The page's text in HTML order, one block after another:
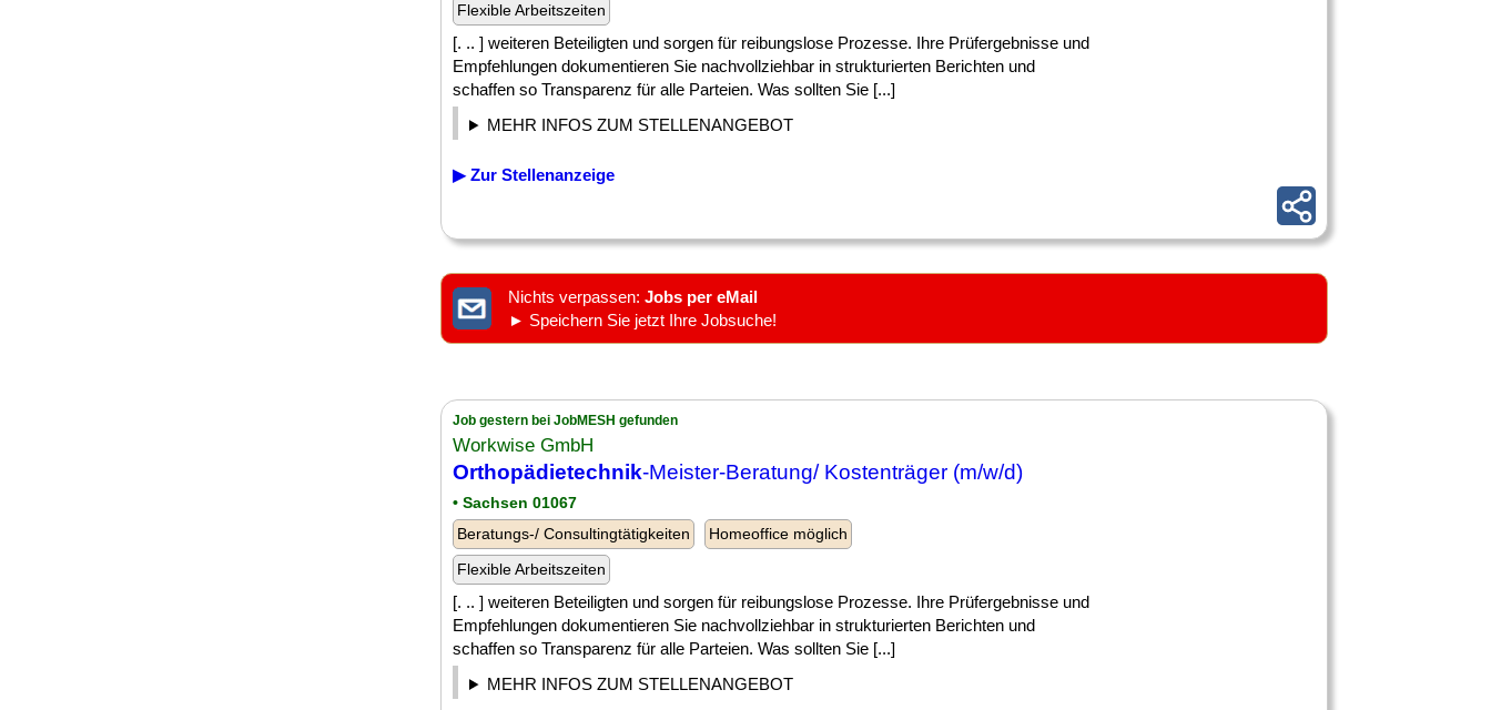
Flexible Arbeitszeiten
[. .. ] weiteren Beteiligten und sorgen für reibungslose Prozesse. Ihre Prüfergebnisse und
Empfehlungen dokumentieren Sie nachvollziehbar in strukturierten Berichten und
schaffen so Transparenz für alle Parteien. Was sollten Sie [...]
MEHR INFOS ZUM STELLENANGEBOT
▶ Zur Stellenanzeige
Nichts verpassen: Jobs per eMail
► Speichern Sie jetzt Ihre Jobsuche!
Job gestern bei JobMESH gefunden
Workwise GmbH
Orthopädietechnik-Meister-Beratung/ Kostenträger (m/w/d)
• Sachsen 01067
Beratungs-/ Consultingtätigkeiten
Homeoffice möglich
Flexible Arbeitszeiten
[. .. ] weiteren Beteiligten und sorgen für reibungslose Prozesse. Ihre Prüfergebnisse und
Empfehlungen dokumentieren Sie nachvollziehbar in strukturierten Berichten und
schaffen so Transparenz für alle Parteien. Was sollten Sie [...]
MEHR INFOS ZUM STELLENANGEBOT